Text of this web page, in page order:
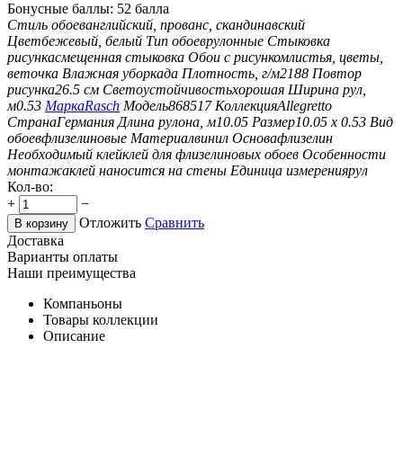
Бонусные баллы: 52 балла
Стиль обоеванглийский, прованс, скандинавский
Цветбежевый, белый Тип обоеврулонные Стыковка
рисункасмещенная стыковка Обои с рисункомлистья, цветы,
веточка Влажная уборкада Плотность, г/м2188 Повтор
рисунка26.5 см Светоустойчивостьхорошая Ширина рул,
м0.53 МаркаRasch Модель868517 КоллекцияAllegretto
СтранаГермания Длина рулона, м10.05 Размер10.05 х 0.53 Вид
обоевфлизелиновые Материалвинил Основафлизелин
Необходимый клейклей для флизелиновых обоев Особенности
монтажаклей наносится на стены Единица измерениярул
Кол-во:
+
−
В корзину Отложить Сравнить
Доставка
Варианты оплаты
Наши преимущества
Компаньоны
Товары коллекции
Описание